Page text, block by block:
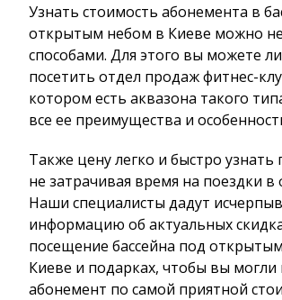
Узнать стоимость абонемента в
открытым небом в Киеве можно
способами. Для этого вы можете
посетить отдел продаж фитнес-
котором есть аквазона такого
все ее преимущества и
Также цену легко и быстро узнать
не затрачивая время на поездки в
Наши специалисты дадут
информацию об актуальных
посещение бассейна под
Киеве и подарках, чтобы вы могли
абонемент по самой приятной